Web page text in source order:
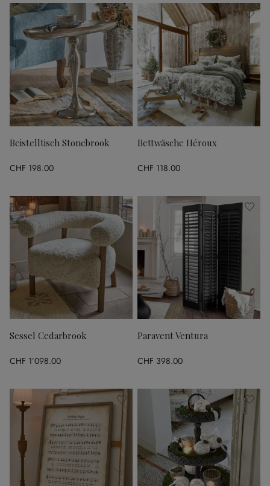
Beistelltisch Stonebrook
CHF 198.00
Bettwäsche Héroux
CHF 118.00
Sessel Cedarbrook
CHF 1’098.00
Paravent Ventura
CHF 398.00